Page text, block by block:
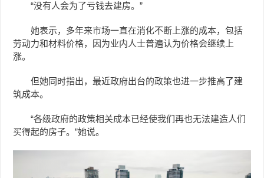
“没有人会为了亏钱去建房。”
她表示，多年来市场一直在消化不断上涨的成本，包括
劳动力和材料价格，因为业内人士普遍认为价格会继续上
涨。
但她同时指出，最近政府出台的政策也进一步推高了建
筑成本。
“各级政府的政策相关成本已经使我们再也无法建造人们
买得起的房子。”她说。